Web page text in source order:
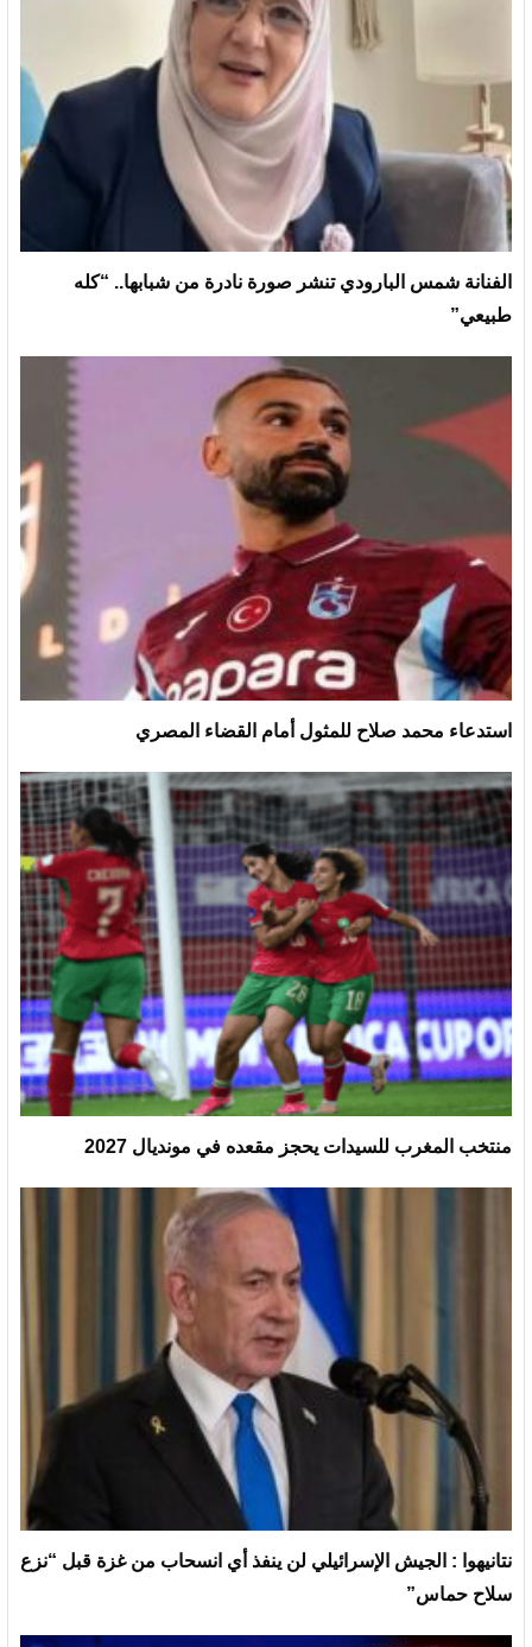
الفنانة شمس البارودي تنشر صورة نادرة من شبابها.. “كله
طبيعي”
استدعاء محمد صلاح للمثول أمام القضاء المصري
منتخب المغرب للسيدات يحجز مقعده في مونديال 2027
نتانيهوا : الجيش الإسرائيلي لن ينفذ أي انسحاب من غزة قبل “نزع
سلاح حماس”